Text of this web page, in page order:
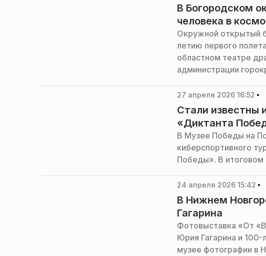
В Богородском
человека в
Окружной открытый
летию первого
областном театре
администрации
27 апреля 2026 16:52
Стали известны
«Диктанта
В Музее Победы на
киберспортивного
Победы». В итоговом
24 апреля 2026 15:42
В Нижнем
Гагарина
Фотовыставка «От
Юрия Гагарина и
музее фотографии в